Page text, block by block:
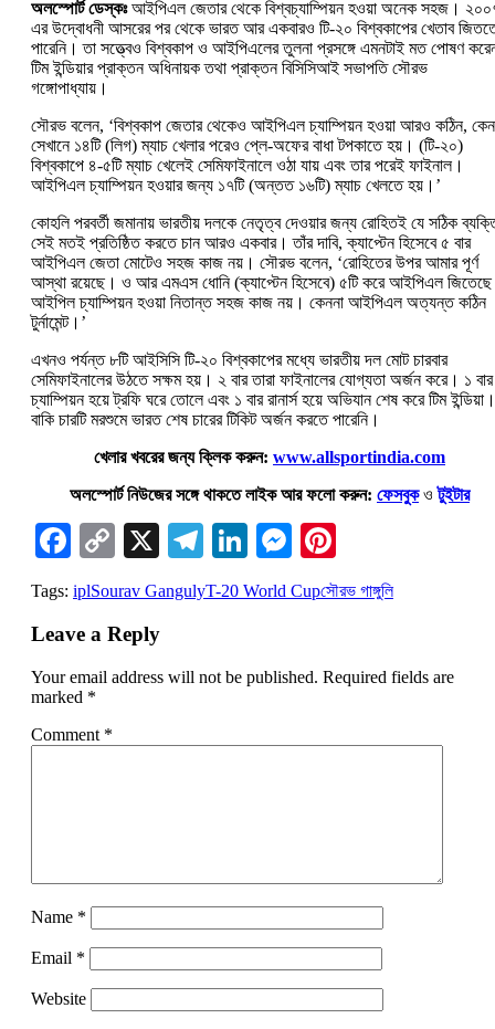
অলস্পোর্ট ডেস্কঃআইপিএল জেতার থেকে বিশ্বচ্যাম্পিয়ন হওয়া অনেক সহজ।
এর উদ্বোধনী আসরের পর থেকে ভারত আর একবারও টি-২০ বিশ্বকাপের খেতাব
পারেনি। তা সত্ত্বেও বিশ্বকাপ ও আইপিএলের তুলনা প্রসঙ্গে এমনটাই মত পোষণ
টিম ইন্ডিয়ার প্রাক্তন অধিনায়ক তথা প্রাক্তন বিসিসিআই সভাপতি সৌরভ
গঙ্গোপাধ্যায়।
সৌরভ বলেন, ‘বিশ্বকাপ জেতার থেকেও আইপিএল চ্যাম্পিয়ন হওয়া আরও কঠিন,
সেখানে ১৪টি (লিগ) ম্যাচ খেলার পরেও প্লে-অফের বাধা টপকাতে হয়। (টি-২০)
বিশ্বকাপে ৪-৫টি ম্যাচ খেলেই সেমিফাইনালে ওঠা যায় এবং তার পরেই ফাইনাল।
আইপিএল চ্যাম্পিয়ন হওয়ার জন্য ১৭টি (অন্তত ১৬টি) ম্যাচ খেলতে হয়।’
কোহলি পরবর্তী জমানায় ভারতীয় দলকে নেতৃত্ব দেওয়ার জন্য রোহিতই যে সঠিক
সেই মতই প্রতিষ্ঠিত করতে চান আরও একবার। তাঁর দাবি, ক্যাপ্টেন হিসেবে ৫ বার
আইপিএল জেতা মোটেও সহজ কাজ নয়। সৌরভ বলেন, ‘রোহিতের উপর আমার পূর্ণ
আস্থা রয়েছে। ও আর এমএস ধোনি (ক্যাপ্টেন হিসেবে) ৫টি করে আইপিএল
আইপিল চ্যাম্পিয়ন হওয়া নিতান্ত সহজ কাজ নয়। কেননা আইপিএল অত্যন্ত কঠিন
টুর্নামেন্ট।’
এখনও পর্যন্ত ৮টি আইসিসি টি-২০ বিশ্বকাপের মধ্যে ভারতীয় দল মোট চারবার
সেমিফাইনালের উঠতে সক্ষম হয়। ২ বার তারা ফাইনালের যোগ্যতা অর্জন করে। ১ বার
চ্যাম্পিয়ন হয়ে ট্রফি ঘরে তোলে এবং ১ বার রানার্স হয়ে অভিযান শেষ করে টিম ইন্ডিয়া।
বাকি চারটি মরশুমে ভারত শেষ চারের টিকিট অর্জন করতে পারেনি।
খেলার খবরের জন্য ক্লিক করুন: www.allsportindia.com
অলস্পোর্ট নিউজের সঙ্গে থাকতে লাইক আর ফলো করুন: ফেসবুকওটুইটার
Facebook
Copy
Link
X Telegram
LinkedIn
Messenger
Tags: iplSourav GangulyT-20 World Cupসৌরভ গাঙ্গুলি
Leave a Reply
Your email address will not be published. Required fields are
marked *
Comment *
Name *
Email *
Website